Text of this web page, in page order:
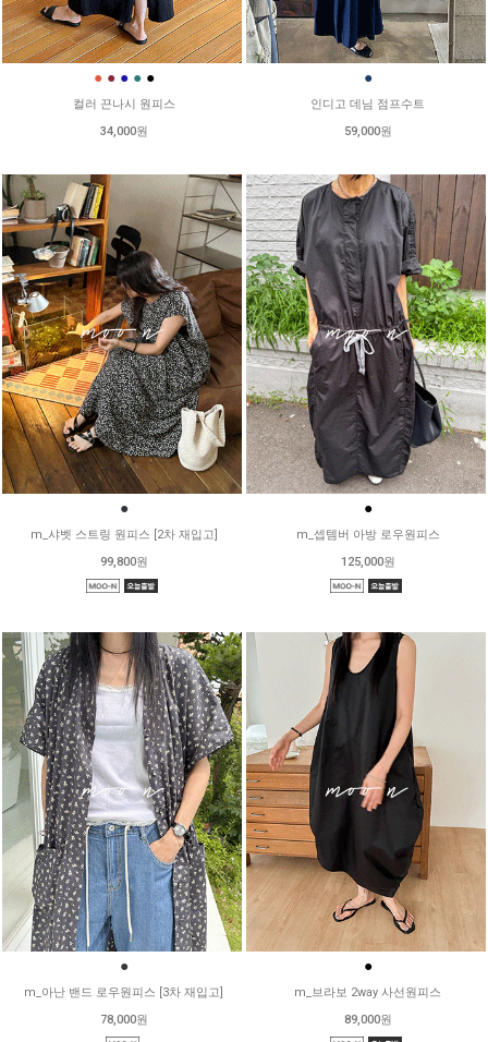
● ● ● ● ●
컬러 끈나시 원피스
34,000원
●
인디고 데님 점프수트
59,000원
●
m_샤벳 스트링 원피스 [2차 재입고]
99,800원
●
m_셉템버 아방 로우원피스
125,000원
●
m_아난 밴드 로우원피스 [3차 재입고]
78,000원
●
m_브라보 2way 사선원피스
89,000원